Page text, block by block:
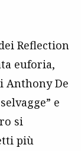
Reflection
euforia,
Anthony De
e
si
più